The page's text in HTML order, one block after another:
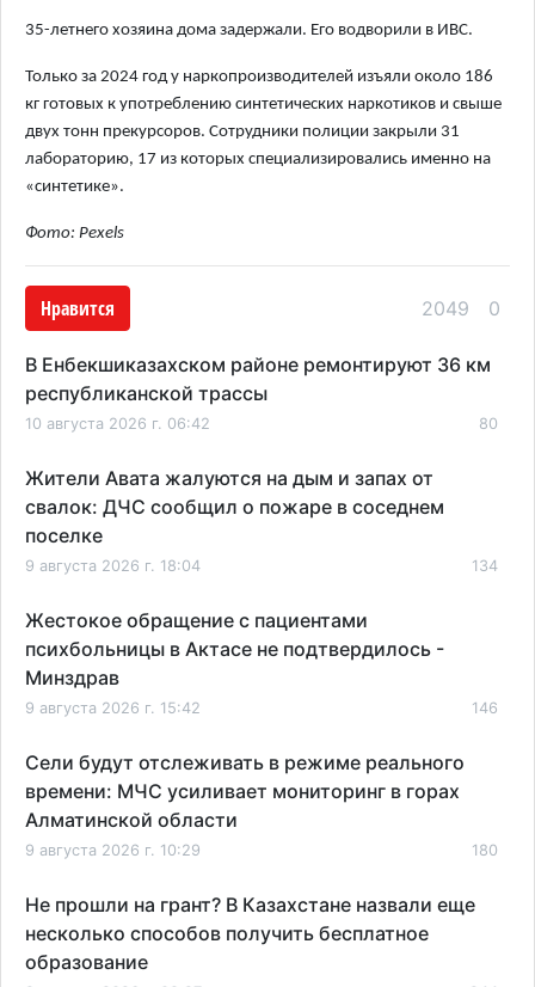
35-летнего хозяина дома задержали. Его водворили в ИВС.
Только за 2024 год у наркопроизводителей изъяли около 186
кг готовых к употреблению синтетических наркотиков и свыше
двух тонн прекурсоров. Сотрудники полиции закрыли 31
лабораторию, 17 из которых специализировались именно на
«синтетике».
Фото: Pexels
Нравится 2049 0
В Енбекшиказахском районе ремонтируют 36 км
республиканской трассы
10 августа 2026 г. 06:42 80
Жители Авата жалуются на дым и запах от
свалок: ДЧС сообщил о пожаре в соседнем
поселке
9 августа 2026 г. 18:04 134
Жестокое обращение с пациентами
психбольницы в Актасе не подтвердилось -
Минздрав
9 августа 2026 г. 15:42 146
Сели будут отслеживать в режиме реального
времени: МЧС усиливает мониторинг в горах
Алматинской области
9 августа 2026 г. 10:29 180
Не прошли на грант? В Казахстане назвали еще
несколько способов получить бесплатное
образование